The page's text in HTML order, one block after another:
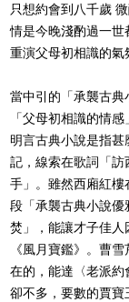
只想約會到八千歲
情是今晚淺酌過一世
重演父母初相識的氣
當中引的「承襲古典
「父母初相識的情
明言古典小說是指
記，線索在歌詞「
手」。雖然西廂紅樓
段「承襲古典小說優
焚」，能讓才子佳
《風月寶鑑》。曹
在的，能達〈老派
卻不多，要數的賈